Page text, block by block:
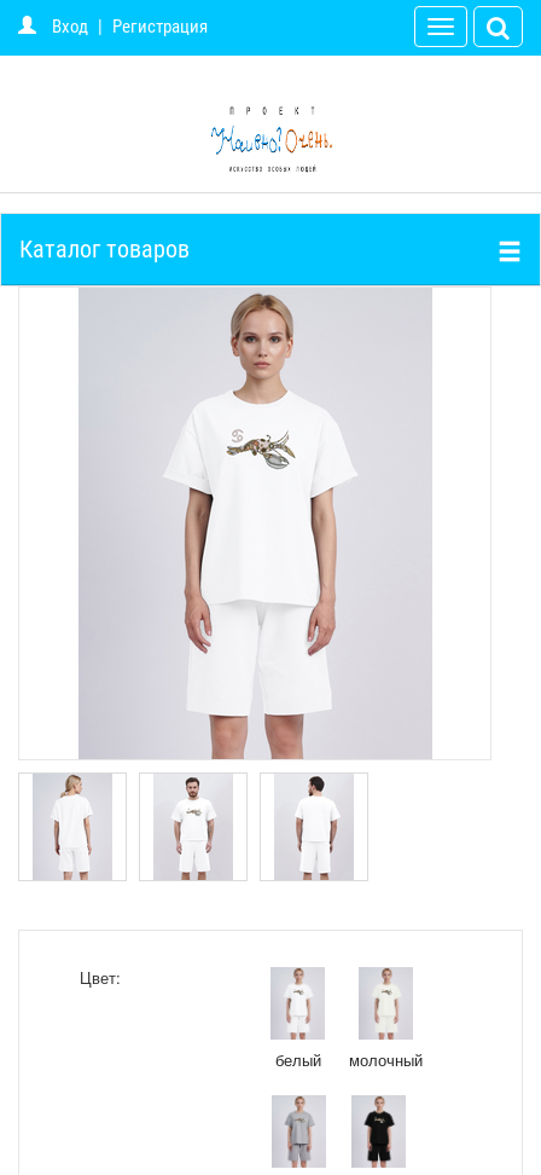
Вход | Регистрация
Toggle
navigation
Каталог товаров
Цвет:
белый молочный